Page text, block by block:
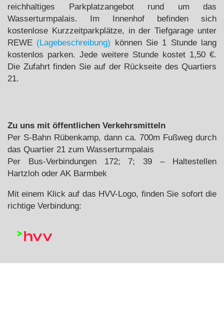
reichhaltiges Parkplatzangebot rund um das
Wasserturmpalais. Im Innenhof befinden sich
kostenlose Kurzzeitparkplätze, in der Tiefgarage unter
REWE (Lagebeschreibung) können Sie 1 Stunde lang
kostenlos parken. Jede weitere Stunde kostet 1,50 €.
Die Zufahrt finden Sie auf der Rückseite des Quartiers
21.
Zu uns mit öffentlichen Verkehrsmitteln
Per S-Bahn Rübenkamp, dann ca. 700m Fußweg durch
das Quartier 21 zum Wasserturmpalais
Per Bus-Verbindungen 172; 7; 39 – Haltestellen
Hartzloh oder AK Barmbek
Mit einem Klick auf das HVV-Logo, finden Sie sofort die
richtige Verbindung: